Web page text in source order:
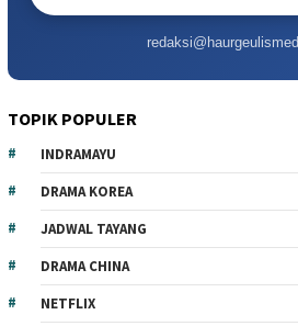
TOPIK POPULER
INDRAMAYU
DRAMA KOREA
JADWAL TAYANG
DRAMA CHINA
NETFLIX